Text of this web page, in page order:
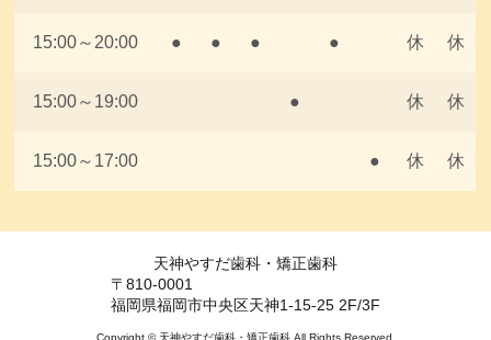
15:00～20:00 ● ● ● ● 休 休
15:00～19:00 ● 休 休
15:00～17:00 ● 休 休
天神やすだ歯科・矯正歯科
〒810-0001
福岡県福岡市中央区天神1-15-25 2F/3F
Copyright © 天神やすだ歯科・矯正歯科 All Rights Reserved.